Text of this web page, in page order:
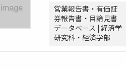
営業報告書・有価証
券報告書・目論見書
データベース | 経済学
研究科・経済学部